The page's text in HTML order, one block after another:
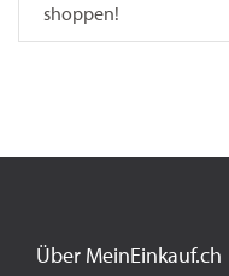
shoppen!
Über MeinEinkauf.ch